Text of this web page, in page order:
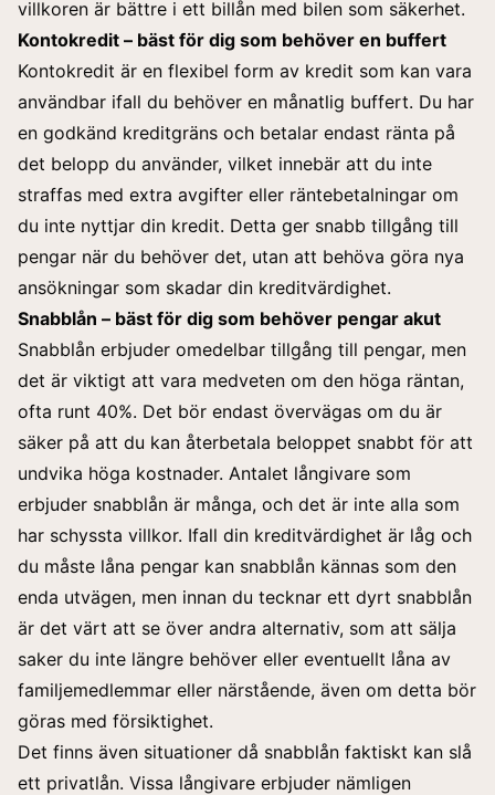
villkoren är bättre i ett billån med bilen som säkerhet.
Kontokredit – bäst för dig som behöver en buffert
Kontokredit är en flexibel form av kredit som kan vara
användbar ifall du behöver en månatlig buffert. Du har
en godkänd kreditgräns och betalar endast ränta på
det belopp du använder, vilket innebär att du inte
straffas med extra avgifter eller räntebetalningar om
du inte nyttjar din kredit. Detta ger snabb tillgång till
pengar när du behöver det, utan att behöva göra nya
ansökningar som skadar din kreditvärdighet.
Snabblån – bäst för dig som behöver pengar akut
Snabblån erbjuder omedelbar tillgång till pengar, men
det är viktigt att vara medveten om den höga räntan,
ofta runt 40%. Det bör endast övervägas om du är
säker på att du kan återbetala beloppet snabbt för att
undvika höga kostnader. Antalet långivare som
erbjuder snabblån är många, och det är inte alla som
har schyssta villkor. Ifall din kreditvärdighet är låg och
du måste låna pengar kan snabblån kännas som den
enda utvägen, men innan du tecknar ett dyrt snabblån
är det värt att se över andra alternativ, som att sälja
saker du inte längre behöver eller eventuellt låna av
familjemedlemmar eller närstående, även om detta bör
göras med försiktighet.
Det finns även situationer då snabblån faktiskt kan slå
ett privatlån. Vissa långivare erbjuder nämligen